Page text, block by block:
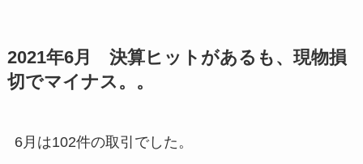
2021年6月 決算ヒットがあるも、現物損
切でマイナス。。
6月は102件の取引でした。